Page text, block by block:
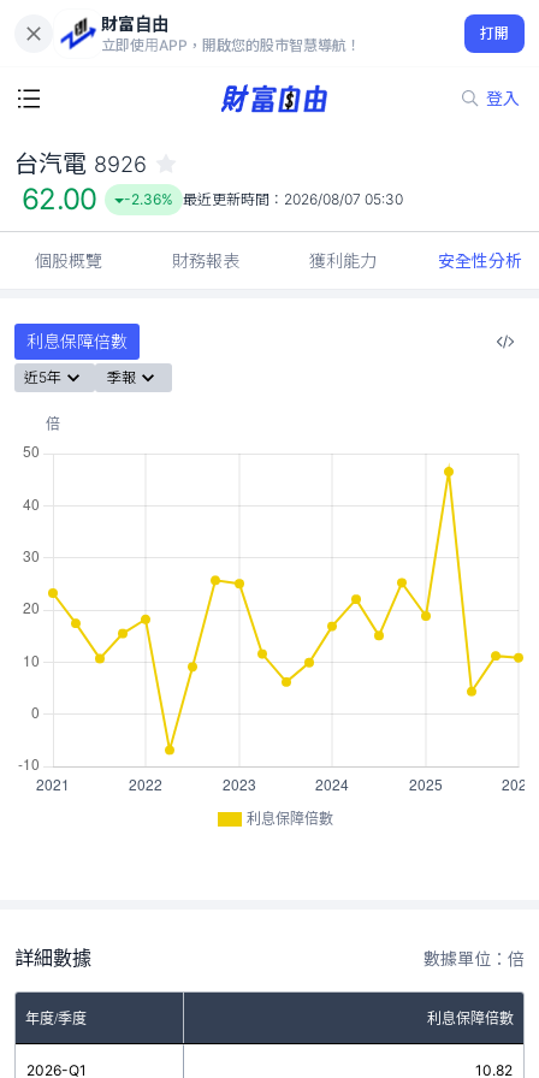
財富自由
立即使用APP，開啟您的股市智慧導航！
打開
登入
62.00
-2.36%
台汽電 8926
62.00 -2.36% 最近更新時間： 2026/08/07 05:30
個股概覽 財務報表 獲利能力 安全性分析
利息保障倍數
近5年 季報
利息保障倍數
詳細數據 數據單位：倍
年度/季度 利息保障倍數
2026-Q1 10.82